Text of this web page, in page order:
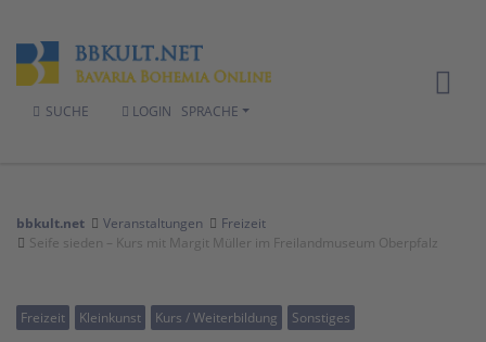
SUCHE LOGIN SPRACHE
bbkult.net Veranstaltungen
Freizeit
Seife sieden – Kurs mit Margit Müller im Freilandmuseum Oberpfalz
Freizeit Kleinkunst Kurs / Weiterbildung Sonstiges